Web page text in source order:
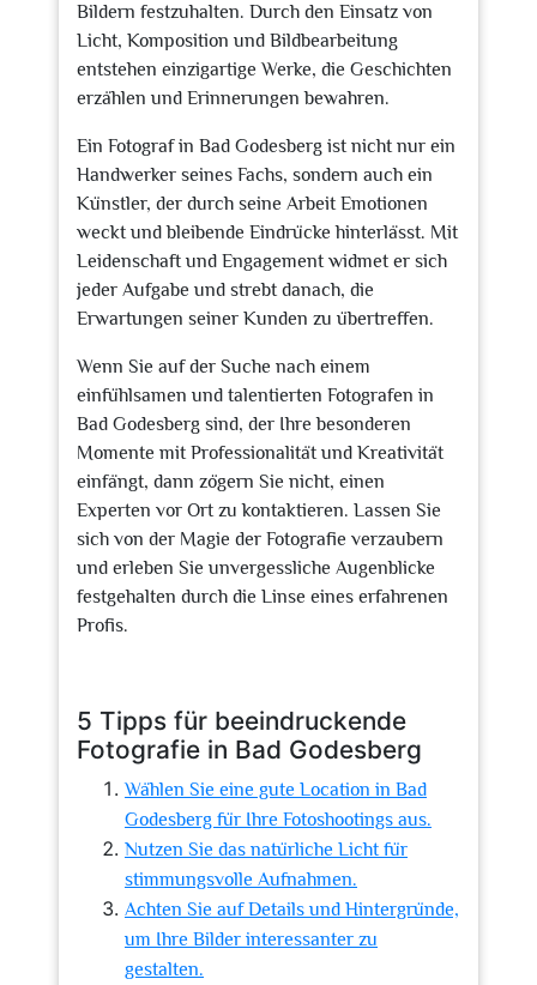
Bildern festzuhalten. Durch den Einsatz von
Licht, Komposition und Bildbearbeitung
entstehen einzigartige Werke, die Geschichten
erzählen und Erinnerungen bewahren.
Ein Fotograf in Bad Godesberg ist nicht nur ein
Handwerker seines Fachs, sondern auch ein
Künstler, der durch seine Arbeit Emotionen
weckt und bleibende Eindrücke hinterlässt. Mit
Leidenschaft und Engagement widmet er sich
jeder Aufgabe und strebt danach, die
Erwartungen seiner Kunden zu übertreffen.
Wenn Sie auf der Suche nach einem
einfühlsamen und talentierten Fotografen in
Bad Godesberg sind, der Ihre besonderen
Momente mit Professionalität und Kreativität
einfängt, dann zögern Sie nicht, einen
Experten vor Ort zu kontaktieren. Lassen Sie
sich von der Magie der Fotografie verzaubern
und erleben Sie unvergessliche Augenblicke
festgehalten durch die Linse eines erfahrenen
Profis.
5 Tipps für beeindruckende
Fotografie in Bad Godesberg
Wählen Sie eine gute Location in Bad
Godesberg für Ihre Fotoshootings aus.
Nutzen Sie das natürliche Licht für
stimmungsvolle Aufnahmen.
Achten Sie auf Details und Hintergründe,
um Ihre Bilder interessanter zu
gestalten.